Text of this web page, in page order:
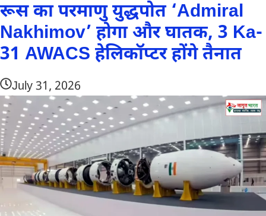
रूस का परमाणु युद्धपोत ‘Admiral
Nakhimov’ होगा और घातक, 3 Ka-
31 AWACS हेलिकॉप्टर होंगे तैनात
July 31, 2026